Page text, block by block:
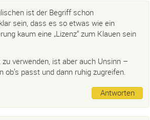
ist der Begriff schon
sein, dass es so etwas wie ein
kaum eine „Lizenz“ zum Klauen sein
verwenden, ist aber auch Unsinn –
passt und dann ruhig zugreifen.
Antworten